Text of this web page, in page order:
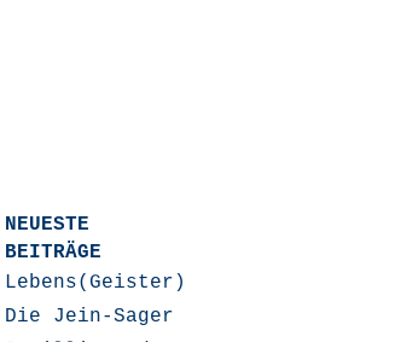
NEUESTE
BEITRÄGE
Lebens(Geister)Geschichten
Die Jein-Sager